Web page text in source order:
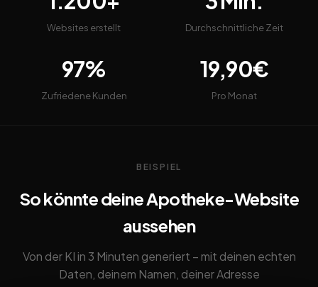
Websites erstellt Durchschnittliche Zeit
97%
Zufriedene Kunden
19,90€
Pro Monat
BEISPIEL
So könnte deine Apotheke-Website
aussehen
Von der KI in 3 Minuten generiert – mit deinen echten
Daten, deinem Namen, deiner Adresse